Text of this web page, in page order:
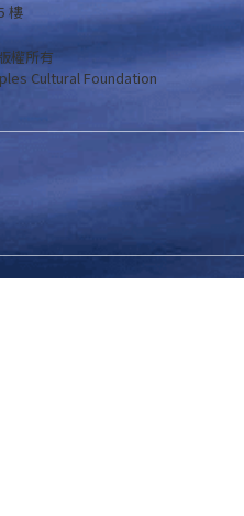
樓
權所有
Cultural Foundation